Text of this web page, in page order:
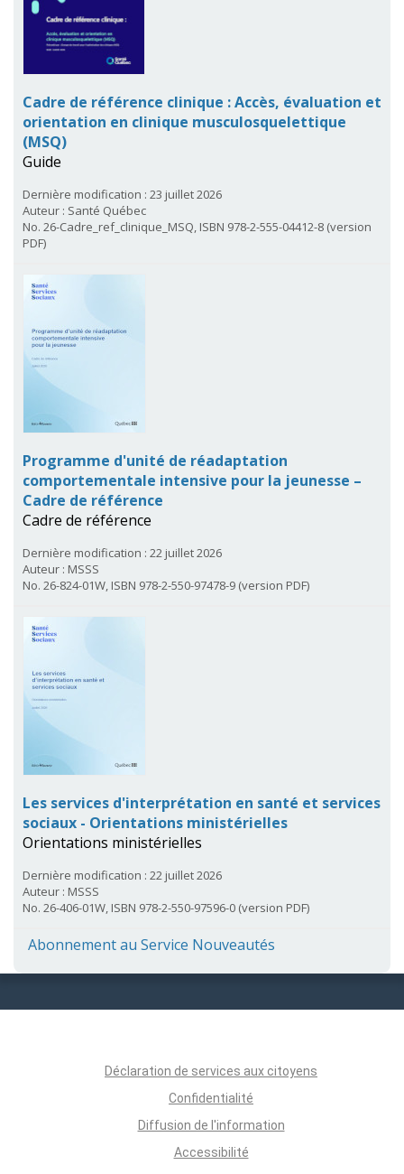
Cadre de référence clinique : Accès, évaluation et
orientation en clinique musculosquelettique
(MSQ)
Guide
Dernière modification : 23 juillet 2026
Auteur : Santé Québec
No. 26-Cadre_ref_clinique_MSQ, ISBN 978-2-555-04412-8 (version
PDF)
Programme d'unité de réadaptation
comportementale intensive pour la jeunesse –
Cadre de référence
Cadre de référence
Dernière modification : 22 juillet 2026
Auteur : MSSS
No. 26-824-01W, ISBN 978-2-550-97478-9 (version PDF)
Les services d'interprétation en santé et services
sociaux - Orientations ministérielles
Orientations ministérielles
Dernière modification : 22 juillet 2026
Auteur : MSSS
No. 26-406-01W, ISBN 978-2-550-97596-0 (version PDF)
Abonnement au Service Nouveautés
Déclaration de services aux citoyens
Confidentialité
Diffusion de l'information
Accessibilité